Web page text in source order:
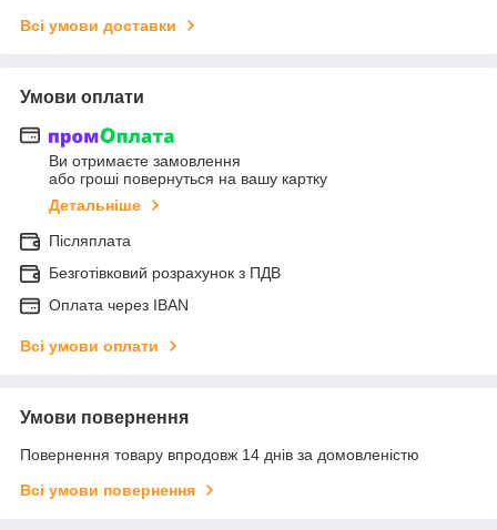
Всі умови доставки
Умови оплати
Ви отримаєте замовлення
або гроші повернуться на вашу картку
Детальніше
Післяплата
Безготівковий розрахунок з ПДВ
Оплата через IBAN
Всі умови оплати
Умови повернення
Повернення товару впродовж 14 днів за домовленістю
Всі умови повернення